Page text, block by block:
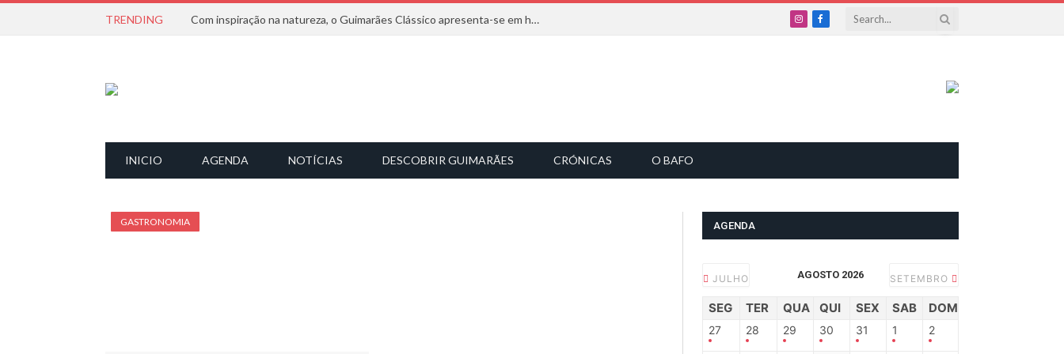
TRENDING Com inspiração na natureza, o Guimarães Clássico apresenta-se em harmonia musical
InstagramFacebook
INICIO AGENDA NOTÍCIAS DESCOBRIR GUIMARÃES CRÓNICAS O BAFO
GASTRONOMIA AGENDA
JULHO AGOSTO 2026 SETEMBRO
SEG TER QUA QUI SEX SAB DOM
27 28 29 30 31 1 2